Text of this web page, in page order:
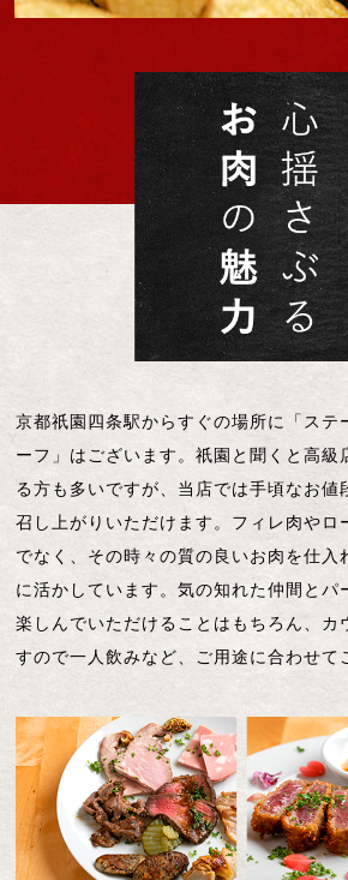
京都祇園四条駅からすぐの場所に「ステ
ーフ」はございます。祇園と聞くと高級
る方も多いですが、当店では手頃なお値
召し上がりいただけます。フィレ肉やロ
でなく、その時々の質の良いお肉を仕入
に活かしています。気の知れた仲間とパ
楽しんでいただけることはもちろん、カ
すので一人飲みなど、ご用途に合わせて